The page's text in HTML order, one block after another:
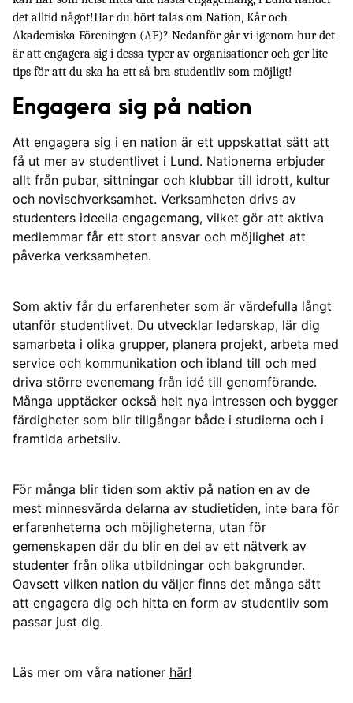
Tecken på att man är aktiv inom studentlivet
det alltid något!Har du hört talas om Nation, Kår och
Akademiska Föreningen (AF)? Nedanför går vi igenom hur det
är att engagera sig i dessa typer av organisationer och ger lite
tips för att du ska ha ett så bra studentliv som möjligt!
Engagera sig på nation
Att engagera sig i en nation är ett uppskattat sätt att
få ut mer av studentlivet i Lund. Nationerna erbjuder
allt från pubar, sittningar och klubbar till idrott, kultur
och novischverksamhet. Verksamheten drivs av
studenters ideella engagemang, vilket gör att aktiva
medlemmar får ett stort ansvar och möjlighet att
påverka verksamheten.
Som aktiv får du erfarenheter som är värdefulla långt
utanför studentlivet. Du utvecklar ledarskap, lär dig
samarbeta i olika grupper, planera projekt, arbeta med
service och kommunikation och ibland till och med
driva större evenemang från idé till genomförande.
Många upptäcker också helt nya intressen och bygger
färdigheter som blir tillgångar både i studierna och i
framtida arbetsliv.
För många blir tiden som aktiv på nation en av de
mest minnesvärda delarna av studietiden, inte bara för
erfarenheterna och möjligheterna, utan för
gemenskapen där du blir en del av ett nätverk av
studenter från olika utbildningar och bakgrunder.
Oavsett vilken nation du väljer finns det många sätt
att engagera dig och hitta en form av studentliv som
passar just dig.
Läs mer om våra nationer här!